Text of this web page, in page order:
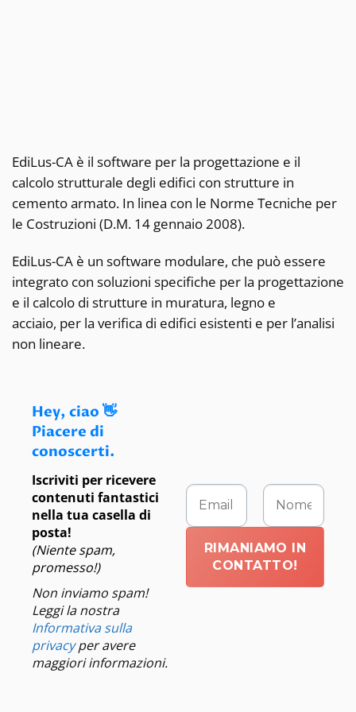
EdiLus-CA è il software per la progettazione e il
calcolo strutturale degli edifici con strutture in
cemento armato. In linea con le Norme Tecniche per
le Costruzioni (D.M. 14 gennaio 2008).
EdiLus-CA è un software modulare, che può essere
integrato con soluzioni specifiche per la progettazione
e il calcolo di strutture in muratura, legno e
acciaio, per la verifica di edifici esistenti e per l’analisi
non lineare.
Hey, ciao 👋
Piacere di
conoscerti.
Iscriviti per ricevere
contenuti fantastici
nella tua casella di
posta!
(Niente spam,
promesso!)
Non inviamo spam!
Leggi la nostra
Informativa sulla
privacyper avere
maggiori informazioni.